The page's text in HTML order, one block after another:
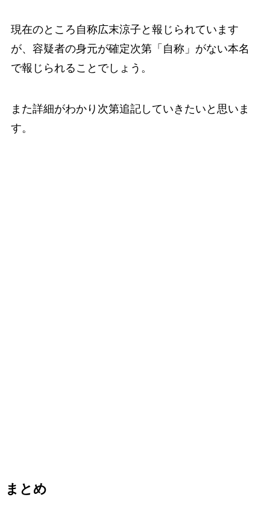
現在のところ自称広末涼子と報じられています
が、容疑者の身元が確定次第「自称」がない本名
で報じられることでしょう。
また詳細がわかり次第追記していきたいと思いま
す。
まとめ